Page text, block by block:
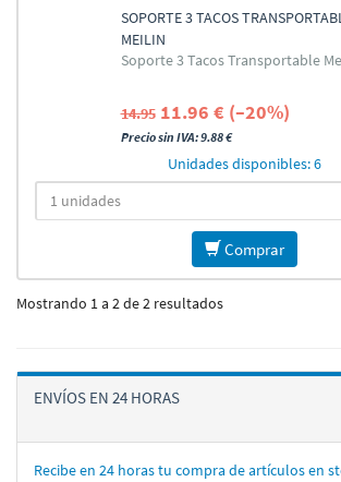
SOPORTE 3 TACOS
MEILIN
Soporte 3 Tacos Transportable
14.95 11.96 € (–20%)
Precio sin IVA: 9.88 €
Unidades disponibles: 6
Comprar
Mostrando 1 a 2 de 2 resultados
ENVÍOS EN 24 HORAS
Recibe en 24 horas tu compra de artí­culos en